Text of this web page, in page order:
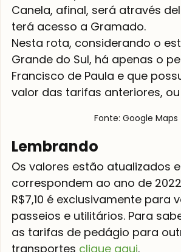
Canela, afinal, será através
terá acesso a Gramado.
Nesta rota, considerando o
Grande do Sul, há apenas o
Francisco de Paula e que
valor das tarifas anteriores, ou
Fonte: Google Maps
Lembrando
Os valores estão atualizados e
correspondem ao ano de
R$7,10 é exclusivamente para
passeios e utilitários. Para
as tarifas de pedágio para
transportes clique aqui.